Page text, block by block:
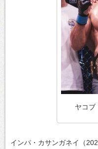
ヤコブ
インパ・カサンガネイ（